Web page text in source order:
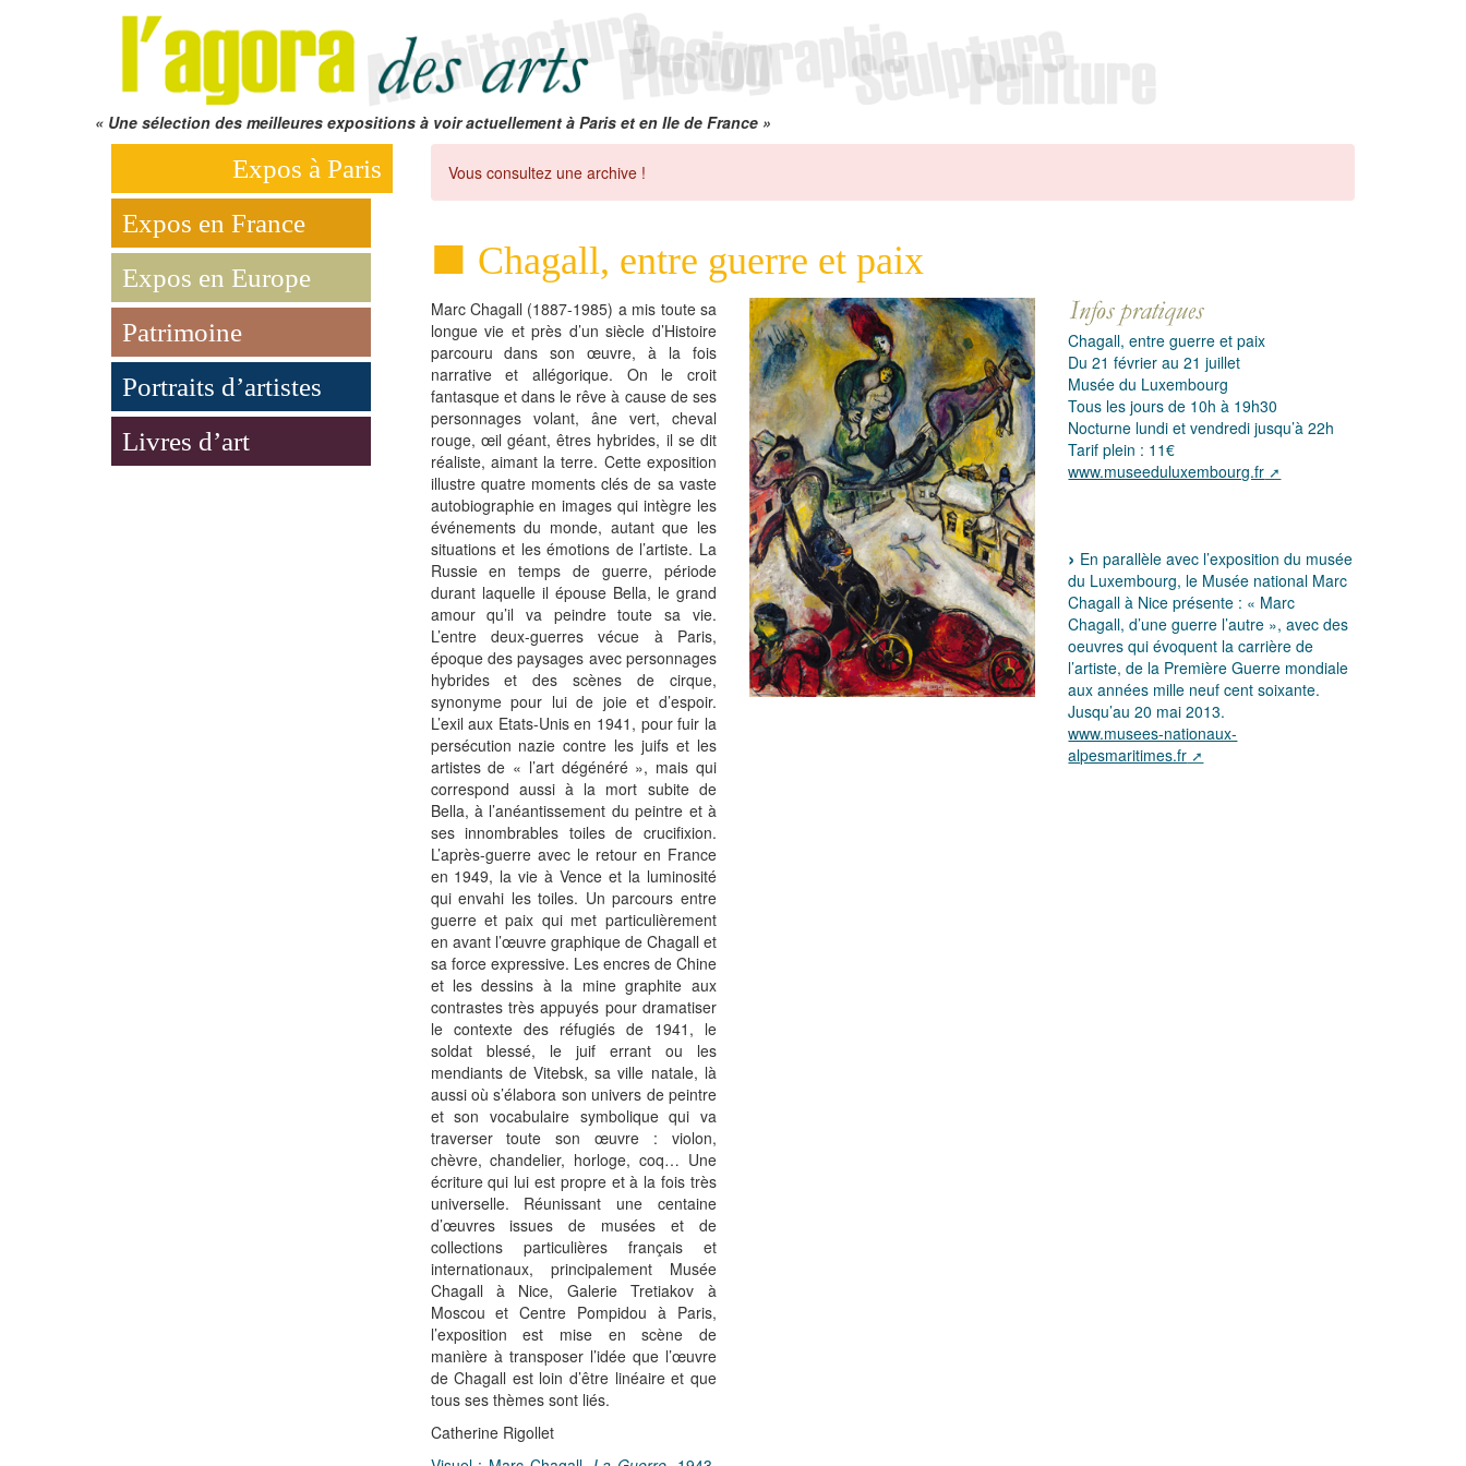
« Une sélection des meilleures expositions à voir actuellement à Paris et en Ile de France »
Expos à Paris
Expos en France
Expos en Europe
Patrimoine
Portraits d’artistes
Livres d’art
Vous consultez une archive !
Chagall, entre guerre et paix
Marc Chagall (1887-1985) a mis toute sa
longue vie et près d’un siècle d’Histoire
parcouru dans son œuvre, à la fois
narrative et allégorique. On le croit
fantasque et dans le rêve à cause de ses
personnages volant, âne vert, cheval
rouge, œil géant, êtres hybrides, il se dit
réaliste, aimant la terre. Cette exposition
illustre quatre moments clés de sa vaste
autobiographie en images qui intègre les
événements du monde, autant que les
situations et les émotions de l’artiste. La
Russie en temps de guerre, période
durant laquelle il épouse Bella, le grand
amour qu’il va peindre toute sa vie.
L’entre deux-guerres vécue à Paris,
époque des paysages avec personnages
hybrides et des scènes de cirque,
synonyme pour lui de joie et d’espoir.
L’exil aux Etats-Unis en 1941, pour fuir la
persécution nazie contre les juifs et les
artistes de « l’art dégénéré », mais qui
correspond aussi à la mort subite de
Bella, à l’anéantissement du peintre et à
ses innombrables toiles de crucifixion.
L’après-guerre avec le retour en France
en 1949, la vie à Vence et la luminosité
qui envahi les toiles. Un parcours entre
guerre et paix qui met particulièrement
en avant l’œuvre graphique de Chagall et
sa force expressive. Les encres de Chine
et les dessins à la mine graphite aux
contrastes très appuyés pour dramatiser
le contexte des réfugiés de 1941, le
soldat blessé, le juif errant ou les
mendiants de Vitebsk, sa ville natale, là
aussi où s’élabora son univers de peintre
et son vocabulaire symbolique qui va
traverser toute son œuvre : violon,
chèvre, chandelier, horloge, coq… Une
écriture qui lui est propre et à la fois très
universelle. Réunissant une centaine
d’œuvres issues de musées et de
collections particulières français et
internationaux, principalement Musée
Chagall à Nice, Galerie Tretiakov à
Moscou et Centre Pompidou à Paris,
l’exposition est mise en scène de
manière à transposer l’idée que l’œuvre
de Chagall est loin d’être linéaire et que
tous ses thèmes sont liés.
Catherine Rigollet
Chagall, entre guerre et paix
Du 21 février au 21 juillet
Musée du Luxembourg
Tous les jours de 10h à 19h30
Nocturne lundi et vendredi jusqu’à 22h
Tarif plein : 11€
www.museeduluxembourg.fr
En parallèle avec l’exposition du musée
du Luxembourg, le Musée national Marc
Chagall à Nice présente : « Marc
Chagall, d’une guerre l’autre », avec des
oeuvres qui évoquent la carrière de
l’artiste, de la Première Guerre mondiale
aux années mille neuf cent soixante.
Jusqu’au 20 mai 2013.
www.musees-nationaux-
alpesmaritimes.fr